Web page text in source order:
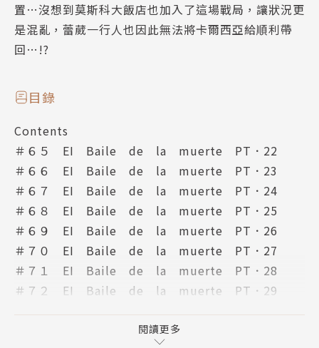
置…沒想到莫斯科大飯店也加入了這場戰局，讓狀況更
是混亂，蕾葳一行人也因此無法將卡爾西亞給順利帶
回…!?
目錄
Contents
＃６５ EI Baile de la muerte PT．22
＃６６ EI Baile de la muerte PT．23
＃６７ EI Baile de la muerte PT．24
＃６８ EI Baile de la muerte PT．25
＃６９ EI Baile de la muerte PT．26
＃７０ EI Baile de la muerte PT．27
＃７１ EI Baile de la muerte PT．28
＃７２ EI Baile de la muerte PT．29
＃７４ EI Baile de la muerte PT．31
閱讀更多